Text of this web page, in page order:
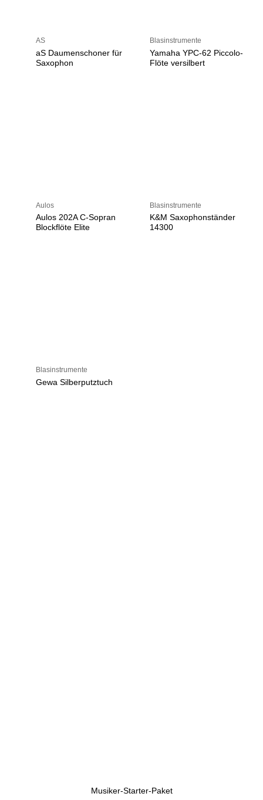
AS
aS Daumenschoner für
Saxophon
Blasinstrumente
Yamaha YPC-62 Piccolo-
Flöte versilbert
Aulos
Aulos 202A C-Sopran
Blockflöte Elite
Blasinstrumente
K&M Saxophonständer
14300
Blasinstrumente
Gewa Silberputztuch
Musiker-Starter-Paket